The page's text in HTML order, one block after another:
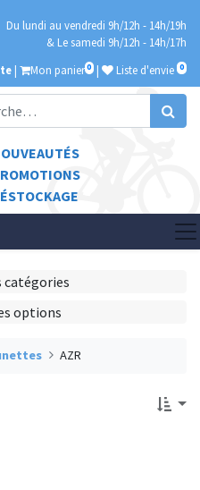
Du lundi au vendredi 9h/12h - 14h/19h
& Le samedi 9h/12h - 14h/17h
| Mon panier 0 | Liste d'envie 0
catégories
options
AZR